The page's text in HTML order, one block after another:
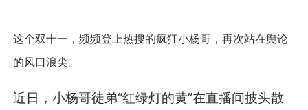
这个双十一，频频登上热搜的疯狂小杨哥，再次站在舆论
的风口浪尖。
近日，小杨哥徒弟“红绿灯的黄”在直播间披头散